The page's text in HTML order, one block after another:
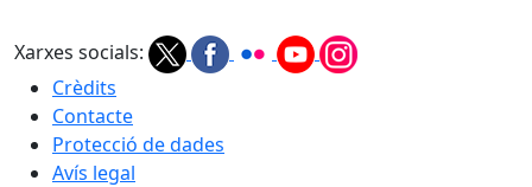
Xarxes socials:
Crèdits
Contacte
Protecció de dades
Avís legal